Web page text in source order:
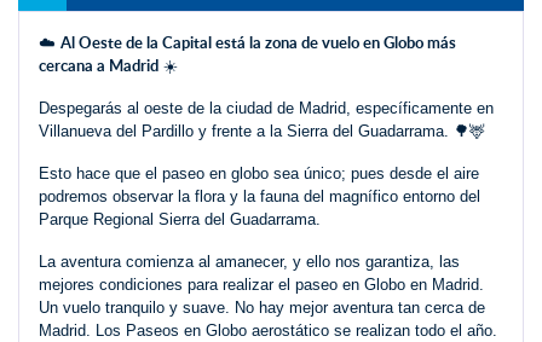
☁️ Al Oeste de la Capital está la zona de vuelo en Globo más
cercana a Madrid ☀️
Despegarás al oeste de la ciudad de Madrid, específicamente en
Villanueva del Pardillo y frente a la Sierra del Guadarrama. 🌳🦌
Esto hace que el paseo en globo sea único; pues desde el aire
podremos observar la flora y la fauna del magnífico entorno del
Parque Regional Sierra del Guadarrama.
La aventura comienza al amanecer, y ello nos garantiza, las
mejores condiciones para realizar el paseo en Globo en Madrid.
Un vuelo tranquilo y suave. No hay mejor aventura tan cerca de
Madrid. Los Paseos en Globo aerostático se realizan todo el año.